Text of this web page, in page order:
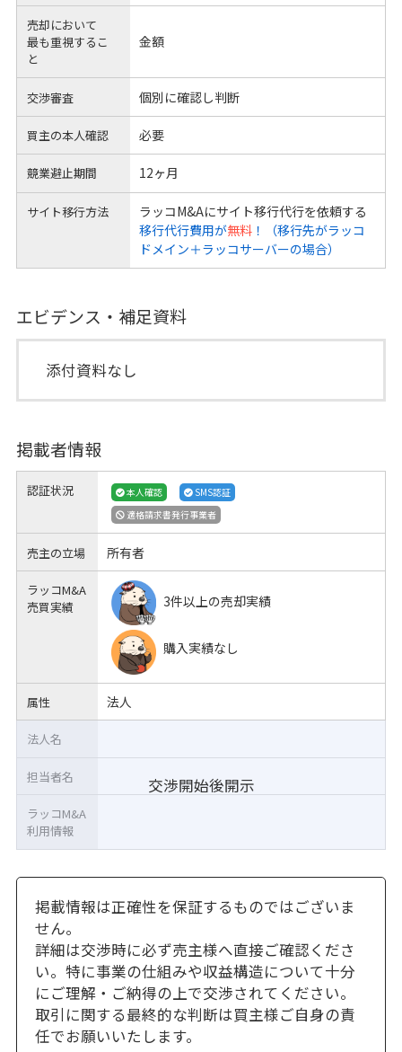
売却において
最も重視するこ
と
金額
交渉審査 個別に確認し判断
買主の本人確認 必要
競業避止期間 12ヶ月
サイト移行方法
ラッコM&Aにサイト移行代行を依頼する
移行代行費用が無料！（移行先がラッコ
ドメイン＋ラッコサーバーの場合）
エビデンス・補足資料
添付資料なし
掲載者情報
認証状況 本人確認
SMS認証
適格請求書発行事業者
売主の立場 所有者
ラッコM&A
売買実績
3件以上の売却実績
購入実績なし
属性 法人
交渉開始後開示
法人名
担当者名
ラッコM&A
利用情報
掲載情報は正確性を保証するものではございま
せん。
詳細は交渉時に必ず売主様へ直接ご確認くださ
い。特に事業の仕組みや収益構造について十分
にご理解・ご納得の上で交渉されてください。
取引に関する最終的な判断は買主様ご自身の責
任でお願いいたします。